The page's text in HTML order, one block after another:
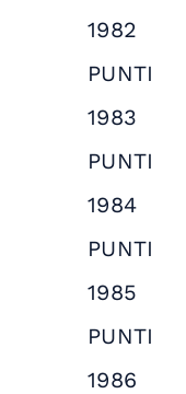
1982
PUNTI
1983
PUNTI
1984
PUNTI
1985
PUNTI
1986